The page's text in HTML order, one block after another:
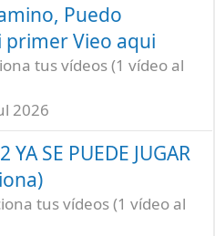
Puedo
Vieo aqui
tus vídeos (1 vídeo al
2026
YA SE PUEDE JUGAR
tus vídeos (1 vídeo al